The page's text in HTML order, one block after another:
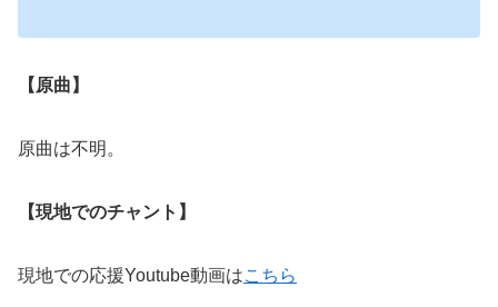
【原曲】
原曲は不明。
【現地でのチャント】
現地での応援Youtube動画はこちら